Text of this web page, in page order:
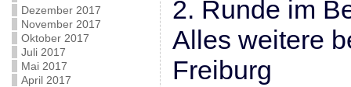
Dezember 2017
November 2017
Oktober 2017
Juli 2017
Mai 2017
April 2017
2. Runde im
Alles weitere
Freiburg